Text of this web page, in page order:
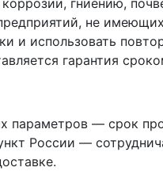
не
и использовать
гарантия
параметров — срок
России —